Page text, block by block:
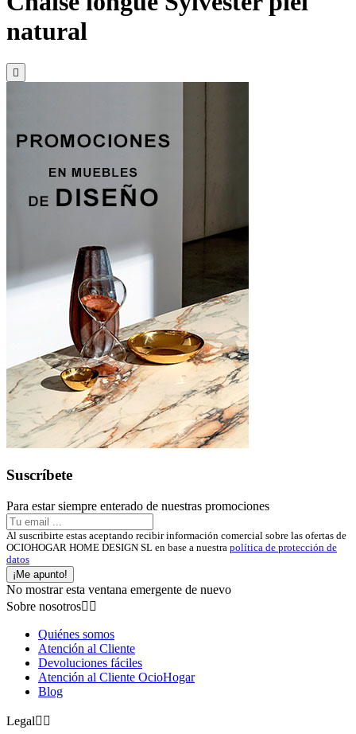
natural

Suscríbete
Para estar siempre enterado de nuestras promociones
Al suscribirte estas aceptando recibir información comercial sobre las ofertas de
OCIOHOGAR HOME DESIGN SL en base a nuestra política de protección de
datos
¡Me apunto!
No mostrar esta ventana emergente de nuevo
Sobre nosotros 
Quiénes somos
Atención al Cliente
Devoluciones fáciles
Atención al Cliente OcioHogar
Blog
Legal 